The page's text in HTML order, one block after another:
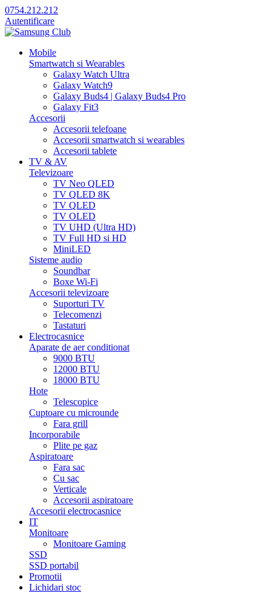
0754.212.212
Autentificare
Mobile
Smartwatch si Wearables
Galaxy Watch Ultra
Galaxy Watch9
Galaxy Buds4 | Galaxy Buds4 Pro
Galaxy Fit3
Accesorii
Accesorii telefoane
Accesorii smartwatch si wearables
Accesorii tablete
TV & AV
Televizoare
TV Neo QLED
TV QLED 8K
TV QLED
TV OLED
TV UHD (Ultra HD)
TV Full HD si HD
MiniLED
Sisteme audio
Soundbar
Boxe Wi-Fi
Accesorii televizoare
Suporturi TV
Telecomenzi
Tastaturi
Electrocasnice
Aparate de aer conditionat
9000 BTU
12000 BTU
18000 BTU
Hote
Telescopice
Cuptoare cu microunde
Fara grill
Incorporabile
Plite pe gaz
Aspiratoare
Fara sac
Cu sac
Verticale
Accesorii aspiratoare
Accesorii electrocasnice
IT
Monitoare
Monitoare Gaming
SSD
SSD portabil
Promotii
Lichidari stoc